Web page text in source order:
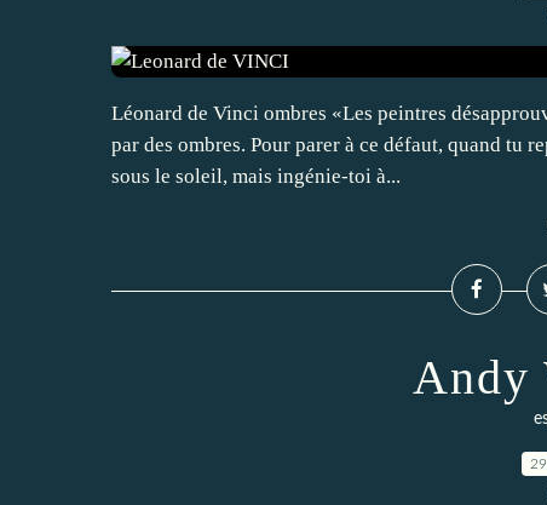
Léonard de Vinci ombres «Les peintres
par des ombres. Pour parer à ce défaut, quand tu
sous le soleil, mais ingénie-toi à...
Andy